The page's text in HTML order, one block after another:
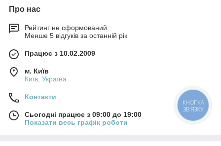
Про нас
Рейтинг не сформований
Менше 5 відгуків за останній рік
Працює з 10.02.2009
м. Київ
Київ, Україна
Контакти
Сьогодні працює з 09:00 до 19:00
Показати весь графік роботи
КНОПКА
ЗВ'ЯЗКУ